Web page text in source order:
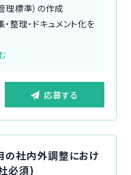
理標準）の作成
整理・ドキュメント化を
応募する
の社内外調整におけ
必須)